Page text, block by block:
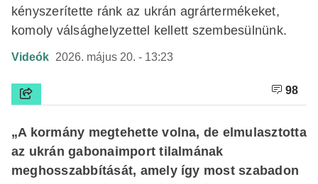
kényszerítette ránk az ukrán agrártermékeket,
komoly válsághelyzettel kellett szembesülnünk.
Videók 2026. május 20. - 13:23
98
„A kormány megtehette volna, de elmulasztotta
az ukrán gabonaimport tilalmának
meghosszabbítását, amely így most szabadon